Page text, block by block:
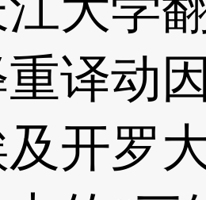
译动
开罗